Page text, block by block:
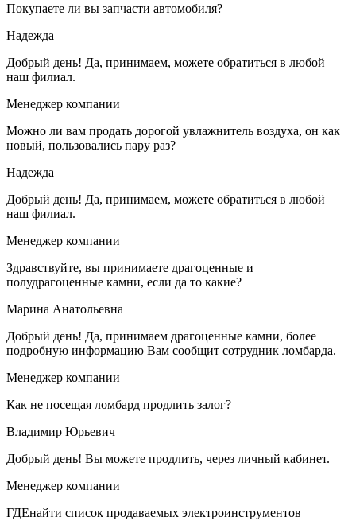
Покупаете ли вы запчасти автомобиля?
Надежда
Добрый день! Да, принимаем, можете обратиться в любой
наш филиал.
Менеджер компании
Можно ли вам продать дорогой увлажнитель воздуха, он как
новый, пользовались пару раз?
Надежда
Добрый день! Да, принимаем, можете обратиться в любой
наш филиал.
Менеджер компании
Здравствуйте, вы принимаете драгоценные и
полудрагоценные камни, если да то какие?
Марина Анатольевна
Добрый день! Да, принимаем драгоценные камни, более
подробную информацию Вам сообщит сотрудник ломбарда.
Менеджер компании
Как не посещая ломбард продлить залог?
Владимир Юрьевич
Добрый день! Вы можете продлить, через личный кабинет.
Менеджер компании
ГДЕнайти список продаваемых электроинструментов